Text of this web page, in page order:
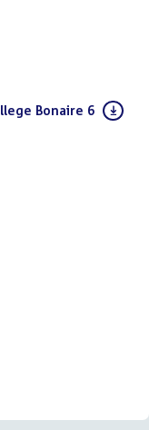
Bonaire 6